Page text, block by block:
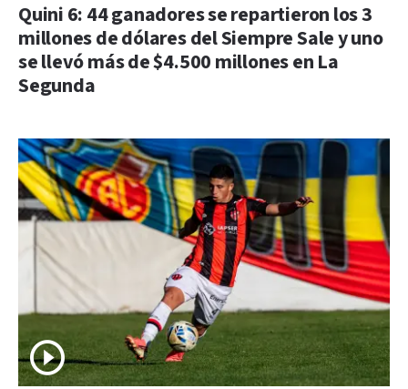
Quini 6: 44 ganadores se repartieron los 3
millones de dólares del Siempre Sale y uno
se llevó más de $4.500 millones en La
Segunda